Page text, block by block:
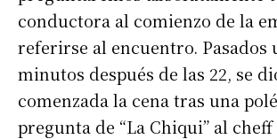
conductora al comienzo de la
referirse al encuentro. Pasados
minutos después de las 22, se
comenzada la cena tras una
pregunta de “La Chiqui” al